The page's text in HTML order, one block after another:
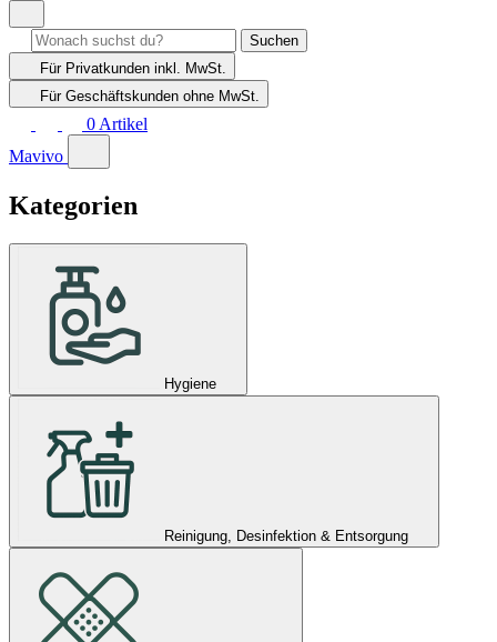
Suchen
Für Privatkunden inkl. MwSt.
Für Geschäftskunden ohne MwSt.
0 Artikel
Mavivo
Kategorien
Hygiene
Reinigung, Desinfektion & Entsorgung